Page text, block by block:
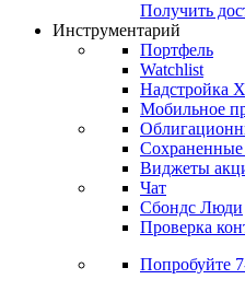
Попробуйте
Откройте
Получить
Инструментарий
Портфель
Watchlist
Надстройка
Мобильное
Сохраненные
Чат